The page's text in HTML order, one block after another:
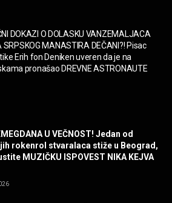
Ogi & Magnifico
Iron Maiden The Writing On The Wall
DOKAZI O DOLASKU VANZEMALJACA
SRPSKOG MANASTIRA DEČANI?! Pisac
Erih fon Deniken uveren da je na
pronašao DREVNE ASTRONAUTE
U VEČNOST! Jedan od
rokenrol stvaralaca stiže u Beograd,
MUZIČKU ISPOVEST NIKA KEJVA